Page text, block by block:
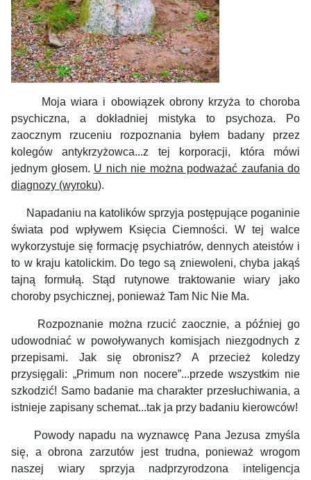
Moja wiara i obowiązek obrony krzyża to choroba
psychiczna, a dokładniej mistyka to psychoza. Po
zaocznym rzuceniu rozpoznania byłem badany przez
kolegów antykrzyżowca...z tej korporacji, która mówi
jednym głosem. U nich nie można podważać zaufania do
diagnozy (wyroku).
Napadaniu na katolików sprzyja postępujące poganinie
świata pod wpływem Księcia Ciemności. W tej walce
wykorzystuje się formację psychiatrów, dennych ateistów i
to w kraju katolickim. Do tego są zniewoleni, chyba jakąś
tajną formułą. Stąd rutynowe traktowanie wiary jako
choroby psychicznej, ponieważ Tam Nic Nie Ma.
Rozpoznanie można rzucić zaocznie, a później go
udowodniać w powoływanych komisjach niezgodnych z
przepisami. Jak się obronisz? A przecież koledzy
przysięgali: „Primum non nocere”...przede wszystkim nie
szkodzić! Samo badanie ma charakter przesłuchiwania, a
istnieje zapisany schemat...tak ja przy badaniu kierowców!
Powody napadu na wyznawcę Pana Jezusa zmyśla
się, a obrona zarzutów jest trudna, ponieważ wrogom
naszej wiary sprzyja nadprzyrodzona inteligencja